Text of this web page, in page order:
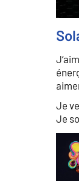
Je
Je